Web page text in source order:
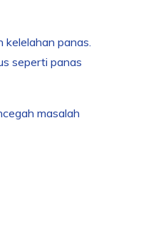
panas.
seperti panas
masalah